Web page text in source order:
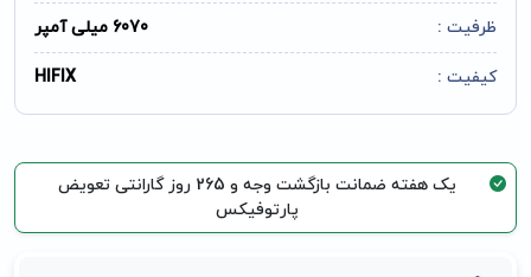
ظرفیت : 6070 میلی آمپر
کیفیت : HIFIX
یک هفته ضمانت بازگشت وجه و 265 روز گارانتی تعویض
پارتوفیکس